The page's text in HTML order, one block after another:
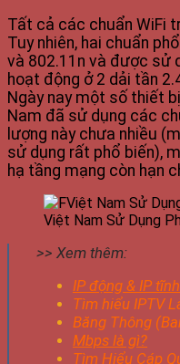
Tất cả các chuẩn WiFi
Tuy nhiên, hai chuẩn
và 802.11n và được sử
hoạt động ở 2 dải tần
Ngày nay một số thiết
Nam đã sử dụng các
lượng này chưa nhiều
sử dụng rất phổ biến),
hạ tầng mạng còn hạn
Việt Nam Sử Dụng
>> Xem thêm:
IP động & IP
Tìm hiểu IPTV
Băng Thông
Mbps là gì?
Tìm Hiểu Cáp